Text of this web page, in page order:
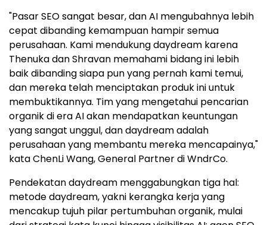
"Pasar SEO sangat besar, dan AI mengubahnya lebih
cepat dibanding kemampuan hampir semua
perusahaan. Kami mendukung daydream karena
Thenuka dan Shravan memahami bidang ini lebih
baik dibanding siapa pun yang pernah kami temui,
dan mereka telah menciptakan produk ini untuk
membuktikannya. Tim yang mengetahui pencarian
organik di era AI akan mendapatkan keuntungan
yang sangat unggul, dan daydream adalah
perusahaan yang membantu mereka mencapainya,"
kata ChenLi Wang, General Partner di WndrCo.
Pendekatan daydream menggabungkan tiga hal:
metode daydream, yakni kerangka kerja yang
mencakup tujuh pilar pertumbuhan organik, mulai